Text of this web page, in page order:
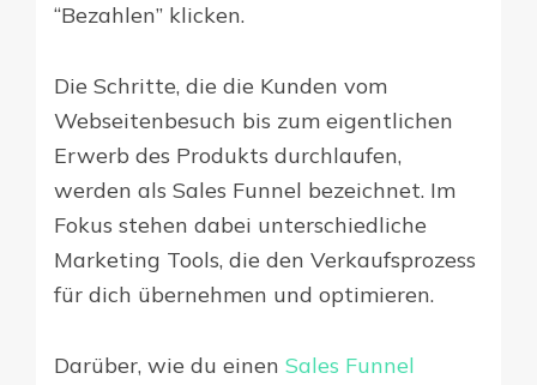
“Bezahlen” klicken.
Die Schritte, die die Kunden vom
Webseitenbesuch bis zum eigentlichen
Erwerb des Produkts durchlaufen,
werden als Sales Funnel bezeichnet. Im
Fokus stehen dabei unterschiedliche
Marketing Tools, die den Verkaufsprozess
für dich übernehmen und optimieren.
Darüber, wie du einen Sales Funnel